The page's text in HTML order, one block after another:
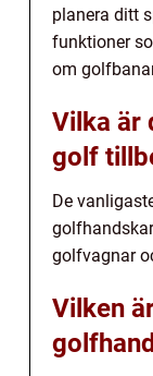
planera ditt
funktioner
om
Vilka är
golf
De
golfvagnar
Vilken